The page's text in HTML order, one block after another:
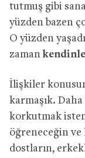
tutmuş gibi
yüzden bazen
O yüzden
zaman
İlişkiler
karmaşık.
korkutmak
öğreneceğin
dostların,